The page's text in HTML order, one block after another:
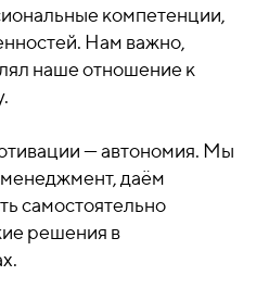
компетенции,
Нам важно,
наше отношение к
— автономия. Мы
даём
самостоятельно
решения в